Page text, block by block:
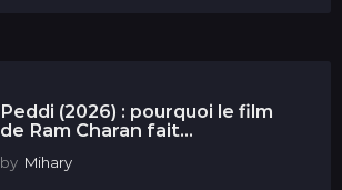
Peddi (2026) : pourquoi le film
de Ram Charan fait...
by Mihary